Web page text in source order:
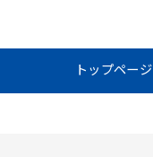
トップページ